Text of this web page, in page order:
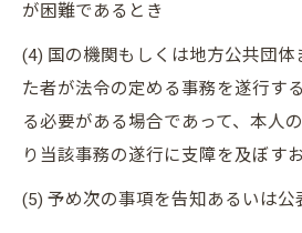
が困難であるとき
(4) 国の機関もしくは地方公共団
た者が法令の定める事務を遂行す
る必要がある場合であって、本人
り当該事務の遂行に支障を及ぼす
(5) 予め次の事項を告知あるいは公